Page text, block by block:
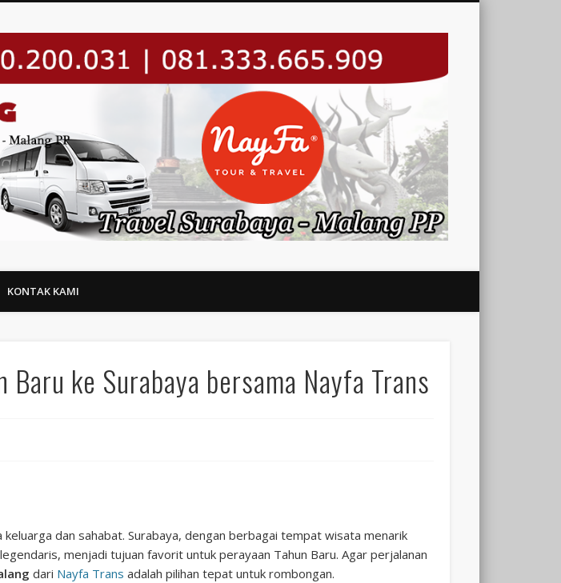
Travel
KONTAK KAMI
ke Surabaya bersama Nayfa Trans
dan sahabat. Surabaya, dengan berbagai tempat wisata menarik
menjadi tujuan favorit untuk perayaan Tahun Baru. Agar perjalanan
dari Nayfa Trans adalah pilihan tepat untuk rombongan.